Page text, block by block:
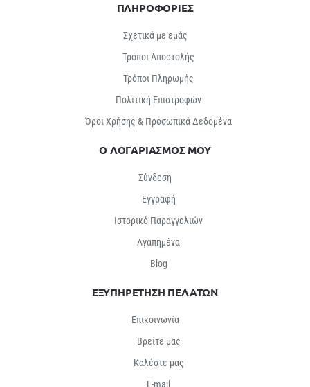
ΠΛΗΡΟΦΟΡΙΕΣ
Σχετικά με εμάς
Τρόποι Αποστολής
Τρόποι Πληρωμής
Πολιτική Επιστροφών
Όροι Χρήσης & Προσωπικά Δεδομένα
Ο ΛΟΓΑΡΙΑΣΜΟΣ ΜΟΥ
Σύνδεση
Εγγραφή
Ιστορικό Παραγγελιών
Αγαπημένα
Βlog
ΕΞΥΠΗΡΕΤΗΣΗ ΠΕΛΑΤΩΝ
Επικοινωνία
Βρείτε μας
Καλέστε μας
E-mail